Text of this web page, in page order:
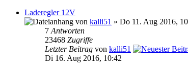
Laderegler 12V
von kalli51 » Do 11. Aug 2016,
7 Antworten
23468 Zugriffe
Letzter Beitrag von kalli51
Di 16. Aug 2016, 10:42